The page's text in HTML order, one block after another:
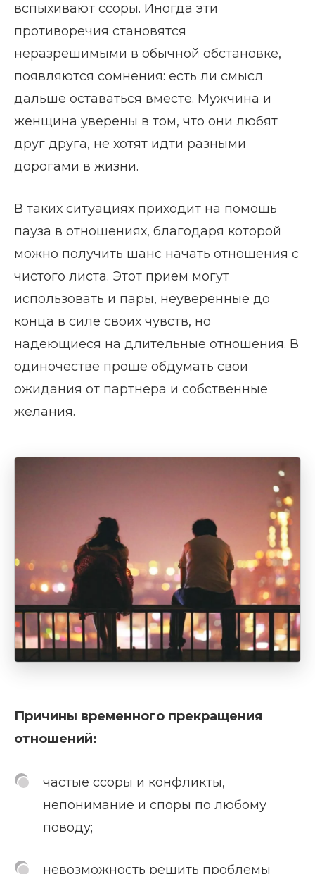
вспыхивают ссоры. Иногда эти
противоречия становятся
неразрешимыми в обычной обстановке,
появляются сомнения: есть ли смысл
дальше оставаться вместе. Мужчина и
женщина уверены в том, что они любят
друг друга, не хотят идти разными
дорогами в жизни.
В таких ситуациях приходит на помощь
пауза в отношениях, благодаря которой
можно получить шанс начать отношения с
чистого листа. Этот прием могут
использовать и пары, неуверенные до
конца в силе своих чувств, но
надеющиеся на длительные отношения. В
одиночестве проще обдумать свои
ожидания от партнера и собственные
желания.
Причины временного прекращения
отношений:
частые ссоры и конфликты,
непонимание и споры по любому
поводу;
невозможность решить проблемы